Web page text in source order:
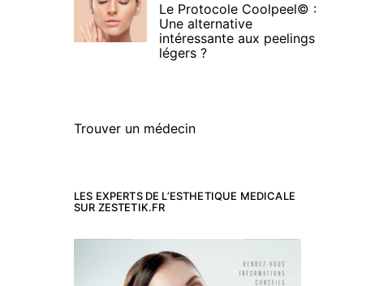
Le Protocole Coolpeel© :
Une alternative
intéressante aux peelings
légers ?
Trouver un médecin
LES EXPERTS DE L’ESTHETIQUE MEDICALE
SUR ZESTETIK.FR